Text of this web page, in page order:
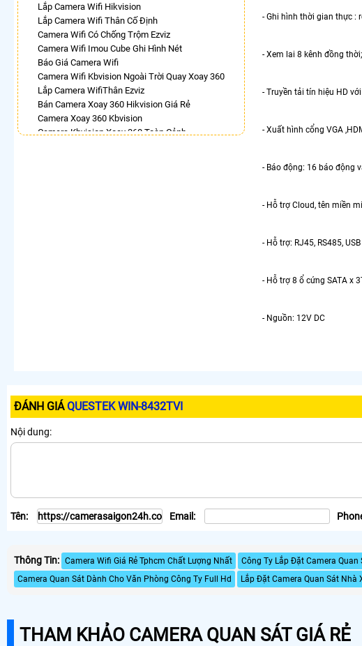
Lắp Camera Wifi Hikvision
Lắp Camera Wifi Thân Cố Định
Camera Wifi Có Chống Trộm Ezviz
Camera Wifi Imou Cube Ghi Hình Nét
Báo Giá Camera Wifi
Camera Wifi Kbvision Ngoài Trời Quay Xoay 360
Lắp Camera WifiThân Ezviz
Bán Camera Xoay 360 Hikvision Giá Rẻ
Camera Xoay 360 Kbvision
Camera Kbvision Xoay 360 Toàn Cảnh
- Ghi hình thời gian thực :
- Xem lai 8 kênh đồng thời;
- Truyền tải tín hiệu HD
- Xuất hình cổng VGA
- Báo động: 16 báo động
- Hỗ trợ Cloud, tên miền
- Hỗ trợ: RJ45, RS485,
- Hỗ trợ 8 ổ cứng SATA x
- Nguồn: 12V DC
ĐÁNH GIÁQUESTEK WIN-8432TVI
Nội dung:
Tên: Email:
Thông Tin: Camera Wifi Giá Rẻ Tphcm Chất Lượng Nhất Công Ty Lắp Đặt Camera Quan
Camera Quan Sát Dành Cho Văn Phòng Công Ty Full Hd
Lắp Đặt Camera Quan Sát Nhà
THAM KHẢO CAMERA QUAN SÁT GIÁ RẺ